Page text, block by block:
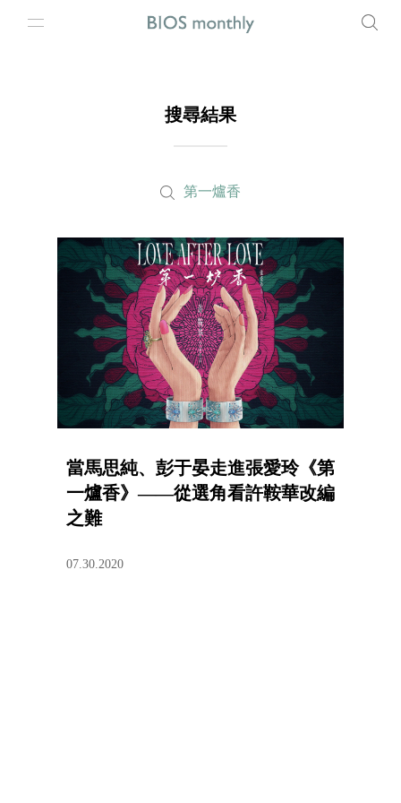
搜尋結果
第一爐香
當馬思純、彭于晏走進張愛玲《第
一爐香》——從選角看許鞍華改編
之難
07.30.2020